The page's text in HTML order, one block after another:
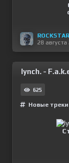
ROCKSTAR
28 августа
lynch. -
625
Новые треки